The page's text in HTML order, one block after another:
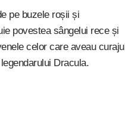
pe buzele roșii și
povestea sângelui rece și
celor care aveau curajul
Dracula.